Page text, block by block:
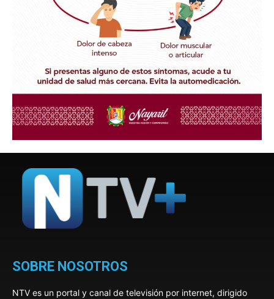
SOBRE NOSOTROS
NTV es un portal y canal de televisión por internet, dirigido